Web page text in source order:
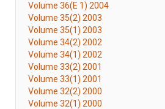
Volume 36(E 1) 2004
Volume 35(2) 2003
Volume 35(1) 2003
Volume 34(2) 2002
Volume 34(1) 2002
Volume 33(2) 2001
Volume 33(1) 2001
Volume 32(2) 2000
Volume 32(1) 2000